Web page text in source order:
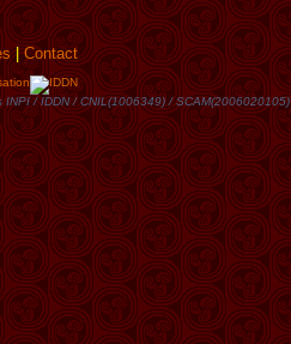
|Contact
/ IDDN / CNIL(1006349) / SCAM(2006020105)